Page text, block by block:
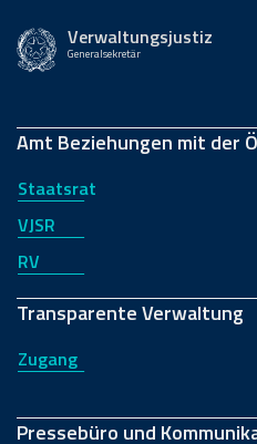
Verwaltungsjustiz
Generalsekretär
Amt Beziehungen mit der
Staatsrat
VJSR
RV
Transparente Verwaltung
Zugang
Pressebüro und